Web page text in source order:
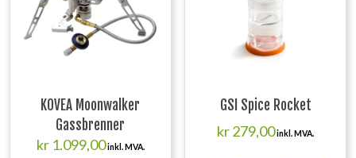
KOVEA Moonwalker
Gassbrenner
kr1.099,00inkl. MVA.
GSI Spice Rocket
kr279,00inkl. MVA.